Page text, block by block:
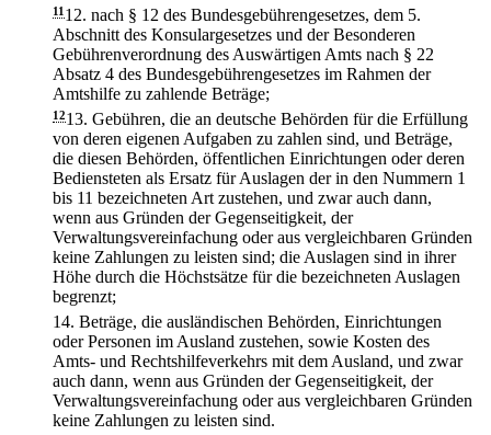
11 12. nach § 12 des Bundesgebührengesetzes, dem 5.
Abschnitt des Konsulargesetzes und der Besonderen
Gebührenverordnung des Auswärtigen Amts nach § 22
Absatz 4 des Bundesgebührengesetzes im Rahmen der
Amtshilfe zu zahlende Beträge;
1213. Gebühren, die an deutsche Behörden für die Erfüllung
von deren eigenen Aufgaben zu zahlen sind, und Beträge,
die diesen Behörden, öffentlichen Einrichtungen oder deren
Bediensteten als Ersatz für Auslagen der in den Nummern 1
bis 11 bezeichneten Art zustehen, und zwar auch dann,
wenn aus Gründen der Gegenseitigkeit, der
Verwaltungsvereinfachung oder aus vergleichbaren Gründen
keine Zahlungen zu leisten sind; die Auslagen sind in ihrer
Höhe durch die Höchstsätze für die bezeichneten Auslagen
begrenzt;
14. Beträge, die ausländischen Behörden, Einrichtungen
oder Personen im Ausland zustehen, sowie Kosten des
Amts- und Rechtshilfeverkehrs mit dem Ausland, und zwar
auch dann, wenn aus Gründen der Gegenseitigkeit, der
Verwaltungsvereinfachung oder aus vergleichbaren Gründen
keine Zahlungen zu leisten sind.